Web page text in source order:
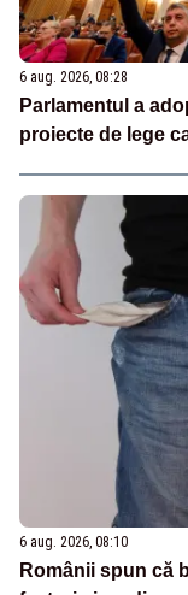
6 aug. 2026, 08:28
Parlamentul a
proiecte de lege
6 aug. 2026, 08:10
Românii spun că